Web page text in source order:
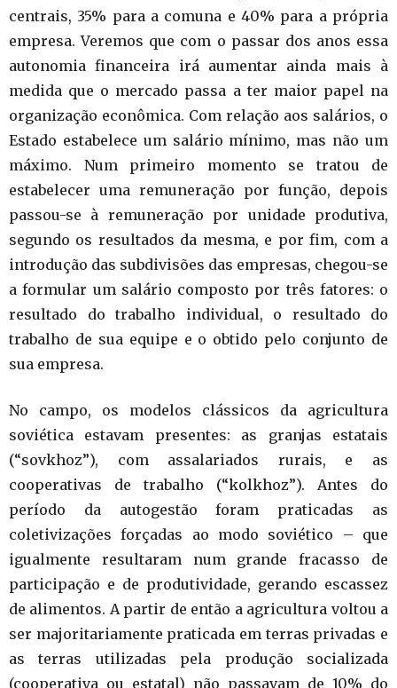
centrais, 35% para a comuna e 40% para a própria
empresa. Veremos que com o passar dos anos essa
autonomia financeira irá aumentar ainda mais à
medida que o mercado passa a ter maior papel na
organização econômica. Com relação aos salários, o
Estado estabelece um salário mínimo, mas não um
máximo. Num primeiro momento se tratou de
estabelecer uma remuneração por função, depois
passou-se à remuneração por unidade produtiva,
segundo os resultados da mesma, e por fim, com a
introdução das subdivisões das empresas, chegou-se
a formular um salário composto por três fatores: o
resultado do trabalho individual, o resultado do
trabalho de sua equipe e o obtido pelo conjunto de
sua empresa.
No campo, os modelos clássicos da agricultura
soviética estavam presentes: as granjas estatais
(“sovkhoz”), com assalariados rurais, e as
cooperativas de trabalho (“kolkhoz”). Antes do
período da autogestão foram praticadas as
coletivizações forçadas ao modo soviético – que
igualmente resultaram num grande fracasso de
participação e de produtividade, gerando escassez
de alimentos. A partir de então a agricultura voltou a
ser majoritariamente praticada em terras privadas e
as terras utilizadas pela produção socializada
(cooperativa ou estatal) não passavam de 10% do